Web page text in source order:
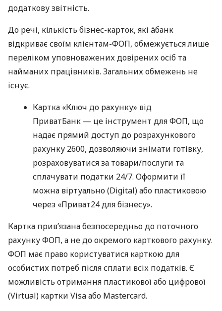
додаткову звітність.
До речі, кількість бізнес-карток, які àбанк
відкриває своїм клієнтам-ФОП, обмежується лише
переліком уповноважених довірених осіб та
найманих працівників. Загальних обмежень не
існує.
Картка «Ключ до рахунку» від
ПриватБанк — це інструмент для ФОП, що
надає прямий доступ до розрахункового
рахунку 2600, дозволяючи знімати готівку,
розраховуватися за товари/послуги та
сплачувати податки 24/7. Оформити її
можна віртуально (Digital) або пластиковою
через «Приват24 для бізнесу».
Картка прив’язана безпосередньо до поточного
рахунку ФОП, а не до окремого карткового рахунку.
ФОП має право користуватися карткою для
особистих потреб після сплати всіх податків. Є
можливість отримання пластикової або цифрової
(Virtual) картки Visa або Mastercard.